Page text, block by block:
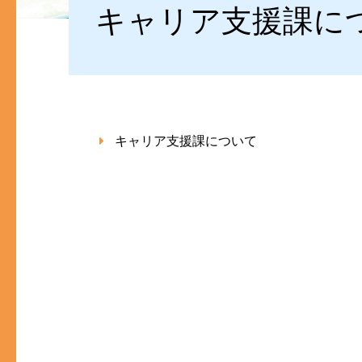
キャリア支援課に
キャリア支援課について